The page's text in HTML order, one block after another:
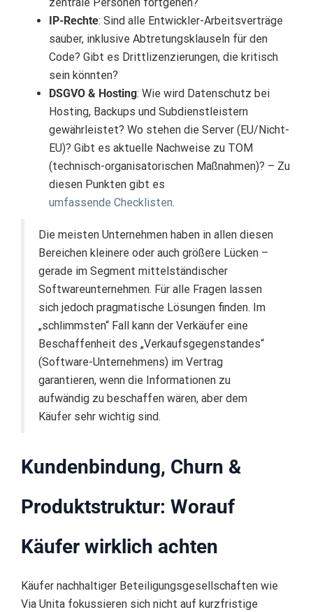
IP-Rechte: Sind alle Entwickler-Arbeitsverträge
sauber, inklusive Abtretungsklauseln für den
Code? Gibt es Drittlizenzierungen, die kritisch
sein könnten?
DSGVO & Hosting: Wie wird Datenschutz bei
Hosting, Backups und Subdienstleistern
gewährleistet? Wo stehen die Server (EU/Nicht-
EU)? Gibt es aktuelle Nachweise zu TOM
(technisch-organisatorischen Maßnahmen)? – Zu
diesen Punkten gibt es
umfassende Checklisten.
Die meisten Unternehmen haben in allen diesen
Bereichen kleinere oder auch größere Lücken –
gerade im Segment mittelständischer
Softwareunternehmen. Für alle Fragen lassen
sich jedoch pragmatische Lösungen finden. Im
„schlimmsten“ Fall kann der Verkäufer eine
Beschaffenheit des „Verkaufsgegenstandes“
(Software-Unternehmens) im Vertrag
garantieren, wenn die Informationen zu
aufwändig zu beschaffen wären, aber dem
Käufer sehr wichtig sind.
Kundenbindung, Churn &
Produktstruktur: Worauf
Käufer wirklich achten
Käufer nachhaltiger Beteiligungsgesellschaften wie
Via Unita fokussieren sich nicht auf kurzfristige